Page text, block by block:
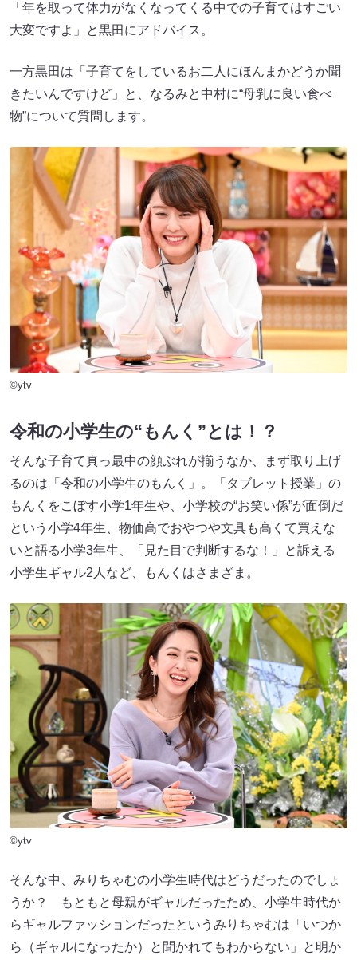
「年を取って体力がなくなってくる中での子育てはすごい
大変ですよ」と黒田にアドバイス。
一方黒田は「子育てをしているお二人にほんまかどうか聞
きたいんですけど」と、なるみと中村に“母乳に良い食べ
物”について質問します。
©ytv
令和の小学生の“もんく”とは！？
そんな子育て真っ最中の顔ぶれが揃うなか、まず取り上げ
るのは「令和の小学生のもんく」。「タブレット授業」の
もんくをこぼす小学1年生や、小学校の“お笑い係”が面倒だ
という小学4年生、物価高でおやつや文具も高くて買えな
いと語る小学3年生、「見た目で判断するな！」と訴える
小学生ギャル2人など、もんくはさまざま。
©ytv
そんな中、みりちゃむの小学生時代はどうだったのでしょ
うか？ もともと母親がギャルだったため、小学生時代か
らギャルファッションだったというみりちゃむは「いつか
ら（ギャルになったか）と聞かれてもわからない」と明か